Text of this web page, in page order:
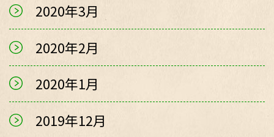
2020年3月
2020年2月
2020年1月
2019年12月